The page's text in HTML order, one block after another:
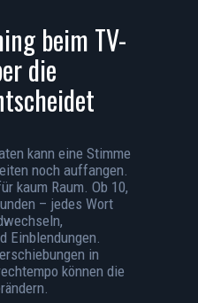
beim TV-
die
kann eine Stimme
noch auffangen.
kaum Raum. Ob 10,
– jedes Wort
Einblendungen.
in
können die